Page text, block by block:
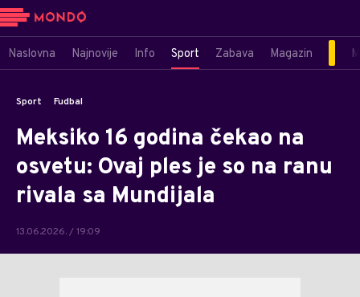
Naslovna Najnovije Info Sport Zabava Magazin
Sport Fudbal
Meksiko 16 godina čekao na
osvetu: Ovaj ples je so na ranu
rivala sa Mundijala
13.06.2026. / 19:09